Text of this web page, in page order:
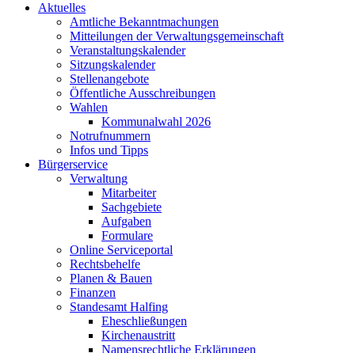
Aktuelles
Amtliche Bekanntmachungen
Mitteilungen der Verwaltungsgemeinschaft
Veranstaltungskalender
Sitzungskalender
Stellenangebote
Öffentliche Ausschreibungen
Wahlen
Kommunalwahl 2026
Notrufnummern
Infos und Tipps
Bürgerservice
Verwaltung
Mitarbeiter
Sachgebiete
Aufgaben
Formulare
Online Serviceportal
Rechtsbehelfe
Planen & Bauen
Finanzen
Standesamt Halfing
Eheschließungen
Kirchenaustritt
Namensrechtliche Erklärungen